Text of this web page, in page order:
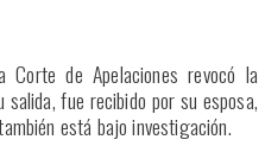
de Apelaciones revocó la
fue recibido por su esposa,
está bajo investigación.